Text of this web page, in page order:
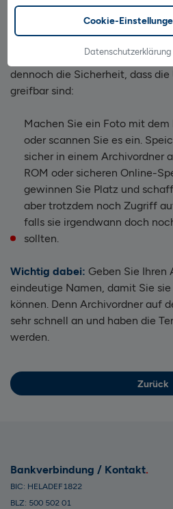
Cookie-
Datenschutzerklärung
nicht sicher sind, ob sie ins
haben Schwierigkeiten, sich von
digital aufbewahren, so schaffen
dennoch die Sicherheit, dass
greifbar sind:
Machen Sie ein Foto mit dem
oder scannen Sie es ein.
sicher in einem Archivordner
ROM oder sicheren Online-
gewinnen Sie Platz und
aber trotzdem noch Zugriff
falls sie irgendwann doch
sollten.
Wichtig dabei: Geben Sie Ihren
eindeutige Namen, damit Sie
können. Denn Archivordner auf
sehr schnell an und haben die
werden.
Zurück
Bankverbindung / Kontakt
BIC: HELADEF1822
BLZ: 500 502 01